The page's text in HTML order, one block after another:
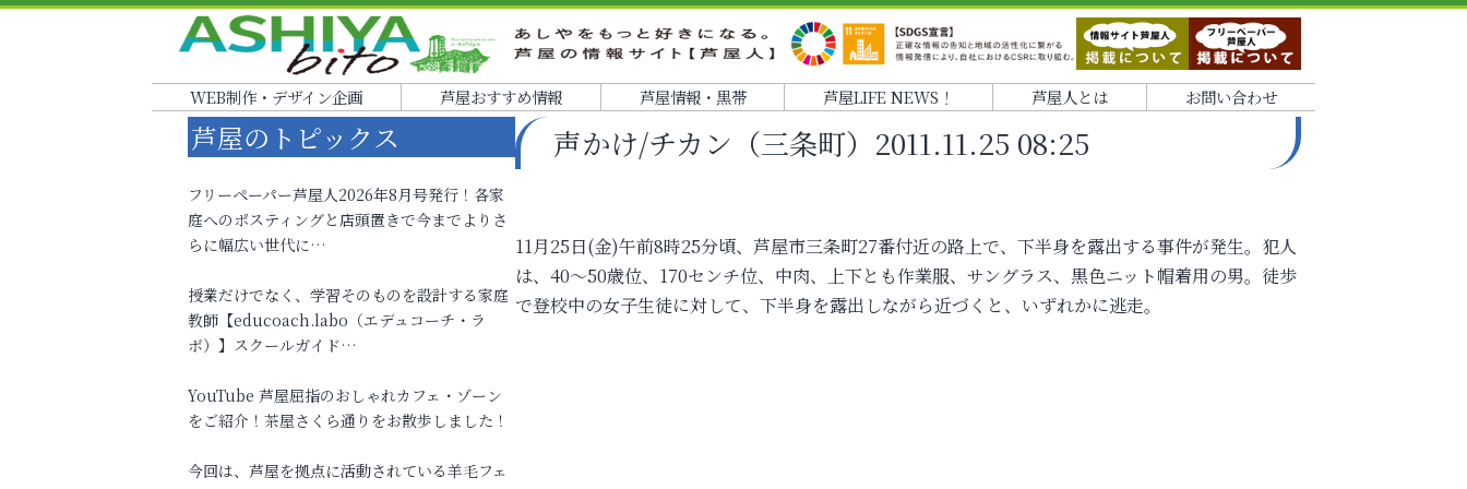
WEB制作・デザイン企画 芦屋おすすめ情報 芦屋情報・黒帯 芦屋LIFE NEWS！ 芦屋人とは お問い合わせ
声かけ/チカン（三条町）2011.11.25 08:25
11月25日(金)午前8時25分頃、芦屋市三条町27番付近の路上で、下半身を露出する事件が発生。犯人
は、40～50歳位、170センチ位、中肉、上下とも作業服、サングラス、黒色ニット帽着用の男。徒歩
で登校中の女子生徒に対して、下半身を露出しながら近づくと、いずれかに逃走。
芦屋のトピックス
フリーペーパー芦屋人2026年8月号発行！各家
庭へのポスティングと店頭置きで今までよりさ
らに幅広い世代に…
授業だけでなく、学習そのものを設計する家庭
教師【educoach.labo（エデュコーチ・ラ
ボ）】スクールガイド…
YouTube 芦屋屈指のおしゃれカフェ・ゾーン
をご紹介！茶屋さくら通りをお散歩しました！
今回は、芦屋を拠点に活動されている羊毛フェ